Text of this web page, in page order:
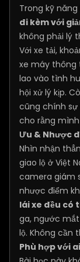
Trong kỹ
đi kèm với
không phải lý
Với xe tải,
xe máy thông
lao vào tình
hội xử lý kịp.
cũng chính sự
cho rằng
Ưu & Nhược
Nhìn nhận
giao lộ ở Việt
camera giám
nhược điểm
lái xe đều có
ga, ngước
lộ. Không cần
Phù hợp với